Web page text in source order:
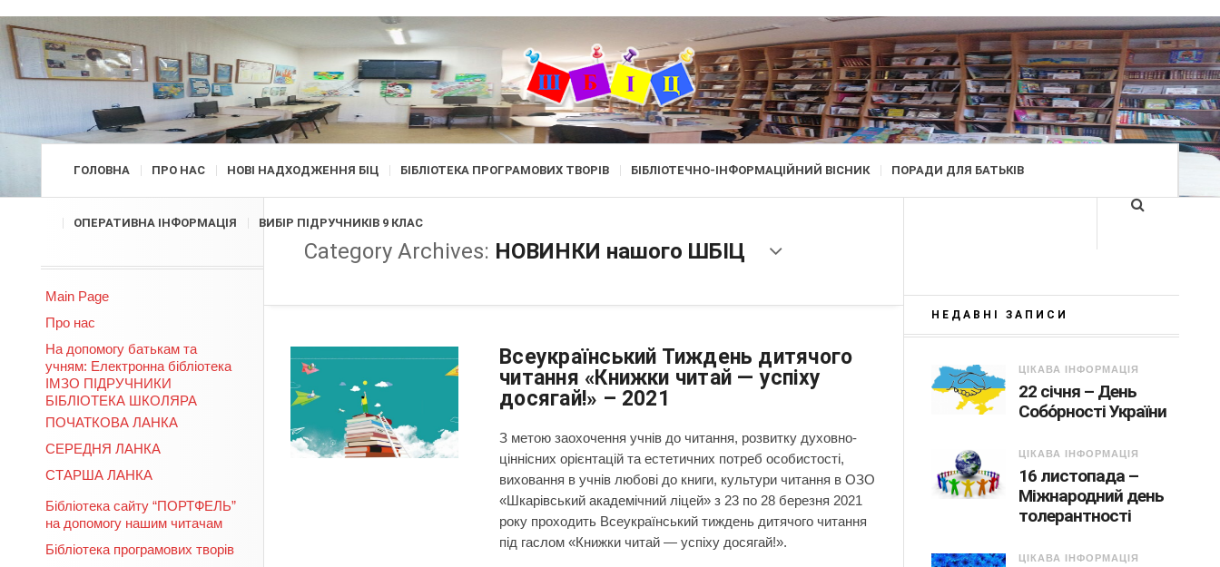
ГОЛОВНА ПРО НАС НОВІ НАДХОДЖЕННЯ БІЦ БІБЛІОТЕКА ПРОГРАМОВИХ ТВОРІВ БІБЛІОТЕЧНО-ІНФОРМАЦІЙНИЙ ВІСНИК ПОРАДИ ДЛЯ БАТЬКІВ
ОПЕРАТИВНА ІНФОРМАЦІЯ ВИБІР ПІДРУЧНИКІВ 9 КЛАС
Main Page
Про нас
На допомогу батькам та
учням: Електронна бібліотека
ІМЗО ПІДРУЧНИКИ
БІБЛІОТЕКА ШКОЛЯРА
ПОЧАТКОВА ЛАНКА
СЕРЕДНЯ ЛАНКА
СТАРША ЛАНКА
Бібліотека сайту “ПОРТФЕЛЬ”
на допомогу нашим читачам
Бібліотека програмових творів
Category Archives: НОВИНКИ нашого ШБІЦ
Всеукраїнський Тиждень дитячого
читання «Книжки читай — успіху
досягай!» – 2021
З метою заохочення учнів до читання, розвитку духовно-
ціннісних орієнтацій та естетичних потреб особистості,
виховання в учнів любові до книги, культури читання в ОЗО
«Шкарівський академічний ліцей» з 23 по 28 березня 2021
року проходить Всеукраїнський тиждень дитячого читання
під гаслом «Книжки читай — успіху досягай!».
НЕДАВНІ ЗАПИСИ
ЦІКАВА ІНФОРМАЦІЯ
22 січня – День
Собо́рності України
ЦІКАВА ІНФОРМАЦІЯ
16 листопада –
Міжнародний день
толерантності
ЦІКАВА ІНФОРМАЦІЯ